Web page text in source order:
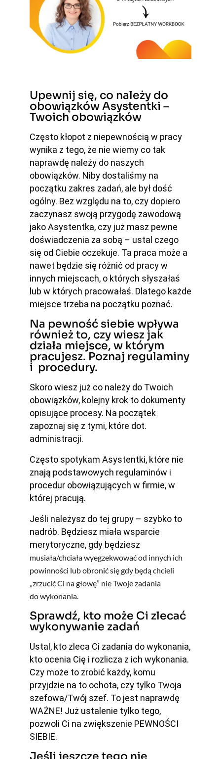
Upewnij się, co należy do
obowiązków Asystentki –
Twoich obowiązków
Często kłopot z niepewnością w pracy
wynika z tego, że nie wiemy co tak
naprawdę należy do naszych
obowiązków. Niby dostaliśmy na
początku zakres zadań, ale był dość
ogólny. Bez względu na to, czy dopiero
zaczynasz swoją przygodę zawodową
jako Asystentka, czy już masz pewne
doświadczenia za sobą – ustal czego
się od Ciebie oczekuje. Ta praca może a
nawet będzie się różnić od pracy w
innych miejscach, o których słyszałaś
lub w których pracowałaś. Dlatego każde
miejsce trzeba na początku poznać.
Na pewność siebie wpływa
również to, czy wiesz jak
działa miejsce, w którym
pracujesz. Poznaj regulaminy
i procedury.
Skoro wiesz już co należy do Twoich
obowiązków, kolejny krok to dokumenty
opisujące procesy. Na początek
zapoznaj się z tymi, które dot.
administracji.
Często spotykam Asystentki, które nie
znają podstawowych regulaminów i
procedur obowiązujących w firmie, w
której pracują.
Jeśli należysz do tej grupy – szybko to
nadrób. Będziesz miała wsparcie
merytoryczne, gdy będziesz
musiała/chciała wyegzekwować od innych ich
powinności lub obronić się gdy będą chcieli
„zrzucić Ci na głowę” nie Twoje zadania
do wykonania.
Sprawdź, kto może Ci zlecać
wykonywanie zadań
Ustal, kto zleca Ci zadania do wykonania,
kto ocenia Cię i rozlicza z ich wykonania.
Czy może to zrobić każdy, komu
przyjdzie na to ochota, czy tylko Twoja
szefowa/Twój szef. To jest naprawdę
WAŻNE! Już ustalenie tylko tego,
pozwoli Ci na zwiększenie PEWNOŚCI
SIEBIE.
Jeśli jeszcze tego nie